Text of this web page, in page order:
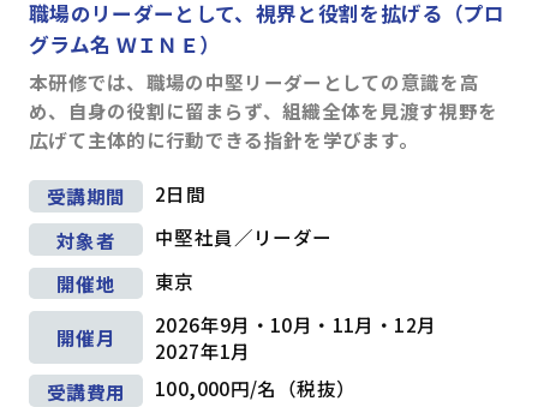
職場のリーダーとして、視界と役割を拡げる（プロ
グラム名 ＷＩＮＥ）
本研修では、職場の中堅リーダーとしての意識を高
め、自身の役割に留まらず、組織全体を見渡す視野を
広げて主体的に行動できる指針を学びます。
受講期間
2日間
対象者
中堅社員／リーダー
開催地
東京
開催月
2026年9月・10月・11月・12月
2027年1月
受講費用
100,000円/名（税抜）
コミュニケーション(63)
プレゼンテーション
ファシリテーション・会議運営(4)
交渉・調整(11)
部下育成・コーチング(17)
セルフマネジメント
リーダーシップ
専門知識・スキル
生産性向上・タイムマネジメント
プロジェクトマネジメント (12)
ビジネス文書・資料作成
ITリテラシー（PC・DX)(14)